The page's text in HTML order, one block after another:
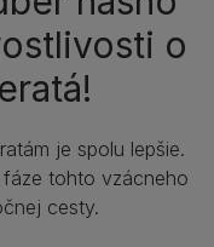
o
je spolu lepšie.
tohto vzácneho
cesty.